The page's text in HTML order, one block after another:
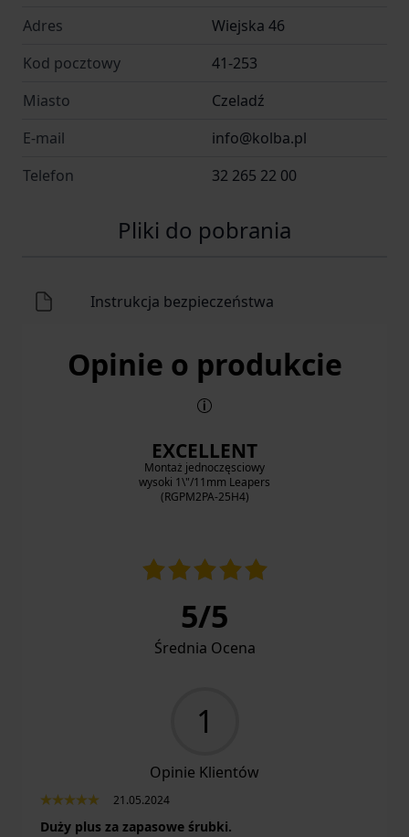
Adres
Wiejska 46
Kod pocztowy
41-253
Miasto
Czeladź
E-mail
info@kolba.pl
Telefon
32 265 22 00
Pliki do pobrania
Instrukcja bezpieczeństwa
Opinie o produkcie
EXCELLENT
Montaż jednoczęsciowy
wysoki 1\"/11mm Leapers
(RGPM2PA-25H4)
5/5
Średnia Ocena
1
Opinie Klientów
21.05.2024
Duży plus za zapasowe śrubki.